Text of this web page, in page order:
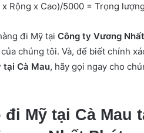
Rộng x Cao)/5000 = Trọng
đi Mỹ tại Công ty Vương
chúng tôi. Và, để biết chính
tại Cà Mau, hãy gọi ngay cho
Mỹ tại Cà Mau